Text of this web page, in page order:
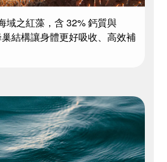
域之紅藻，含 32% 鈣質與
結構讓身體更好吸收、高效補